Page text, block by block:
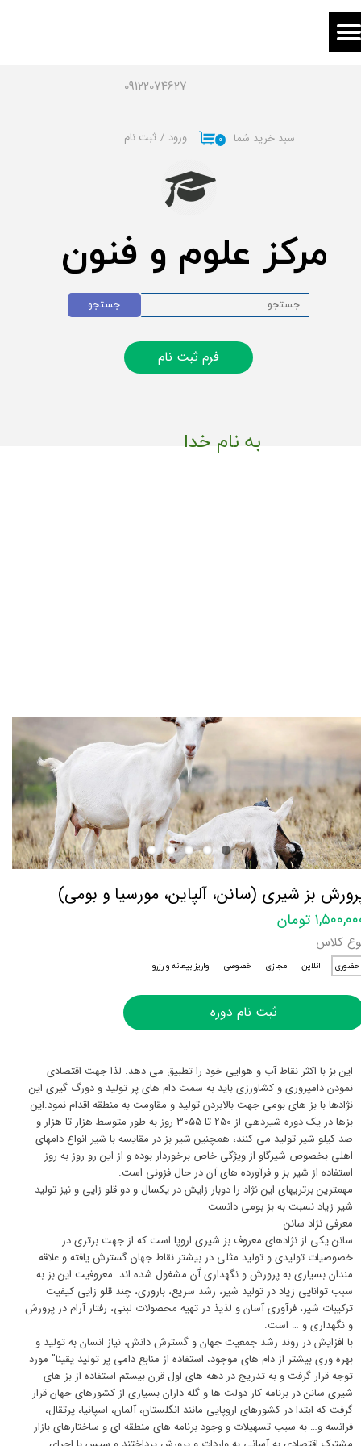
09122074627
مرکز علوم و فنون
۰ سبد خرید شما ورود / ثبت نام
حساب کاربری من
خروج از حساب کاربری
فرم ثبت نام
جستجو
به نام خدا
بز شیری (سانن، آلپاین، مورسیا و بومی)
تومان
کلاس
حضوری آنلاین مجازی خصوصی واریز بیعانه و رزرو
ثبت نام دوره
این بز با اکثر نقاط آب و هوایی خود را تطبیق می دهد. لذا جهت اقتصادی
نمودن دامپروری و کشاورزی باید به سمت دام های پر تولید و دورگ گیری این
نژادها با بز های بومی جهت بالابردن تولید و مقاومت به منطقه اقدام نمود.این
بزها در یک دوره شیردهی از 250 تا 3055 روز به طور متوسط هزار تا هزار و
صد کیلو شیر تولید می کنند، همچنین شیر بز در مقایسه با شیر انواع دامهای
اهلی بخصوص شیرگاو از ویژگی خاص برخوردار بوده و از این رو روز به روز
استفاده از شیر بز و فرآورده های آن در حال فزونی است.
مهمترین برتریهای این نژاد را دوبار زایش در یکسال و دو قلو زایی و نیز تولید
شیر زیاد نسبت به بز بومی دانست
معرفی نژاد سانن
سانن یکی از نژادهای معروف بز شیری اروپا است که از جهت برتری در
خصوصیات تولیدی و تولید مثلی در بیشتر نقاط جهان گسترش یافته و علاقه
مندان بسیاری به پرورش و نگهداری آَن مشغول شده اند. معروفیت این بز به
سبب توانایی زیاد در تولید شیر، رشد سریع، باروری، چند قلو زایی کیفیت
ترکیبات شیر، فرآوری آسان و لذیذ در تهیه محصولات لبنی، رفتار آرام در پرورش
و نگهداری و … است.
با افزایش در روند رشد جمعیت جهان و گسترش دانش، نیاز انسان به تولید و
بهره وری بیشتر از دام های موجود، استفاده از منابع دامی پر تولید یقینا” مورد
توجه قرار گرفت و به تدریج در دهه های اول قرن بیستم استفاده از بز های
شیری سانن در برنامه کار دولت ها و گله داران بسیاری از کشورهای جهان قرار
گرفت که ابتدا در کشورهای اروپایی مانند انگلستان، آلمان، اسپانیا، پرتقال،
فرانسه و… به سبب تسهیلات و وجود برنامه های منطقه ای و ساختارهای بازار